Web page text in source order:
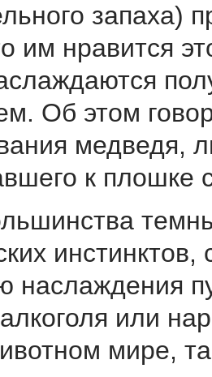
запаха)
им нравится
Об этом
медведя,
к плошке
инстинктов,
наслаждения
или
мире,